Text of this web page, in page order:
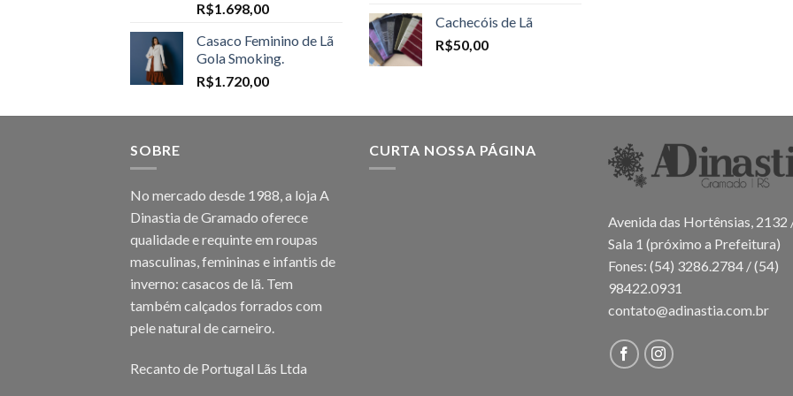
R$1.698,00Price
R$1.598,00
through
R$1.698,00
Casaco Feminino de Lã
Gola Smoking.
R$1.720,00
Cachecóis de Lã
R$50,00
SOBRE
No mercado desde 1988, a loja A
Dinastia de Gramado oferece
qualidade e requinte em roupas
masculinas, femininas e infantis de
inverno: casacos de lã. Tem
também calçados forrados com
pele natural de carneiro.
Recanto de Portugal Lãs Ltda
CURTA NOSSA PÁGINA
Avenida das Hortênsias, 2132
Sala 1 (próximo a Prefeitura)
Fones: (54) 3286.2784 / (54)
98422.0931
contato@adinastia.com.br